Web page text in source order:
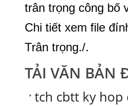
trân trọng công bố
Chi tiết xem file
Trân trọng./.
TẢI VĂN BẢN
tch cbtt ky